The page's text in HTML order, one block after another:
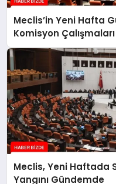
Meclis’in Yeni Hafta
Komisyon Çalışmaları
Meclis, Yeni Haftada
Yangını Gündemde